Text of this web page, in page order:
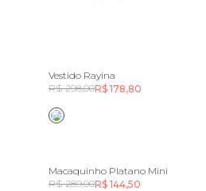
Vestido Rayina
R$ 298,00R$ 178,80
Macaquinho Platano Mini
R$ 289,00R$ 144,50